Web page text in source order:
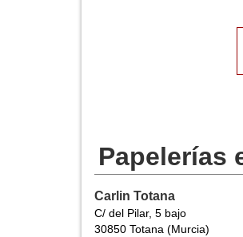
Papelerías
Carlin Totana
C/ del Pilar, 5 bajo
30850 Totana (Murcia)